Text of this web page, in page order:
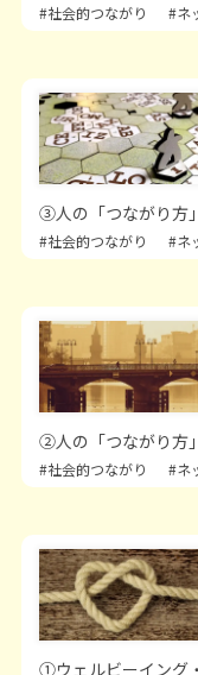
#社会的つながり #ネ
③人の「つながり方
#社会的つながり #ネ
②人の「つながり方
#社会的つながり #ネ
①ウェルビーイング